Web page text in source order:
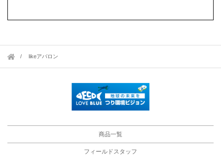
likeアバロン
商品一覧
フィールドスタッフ